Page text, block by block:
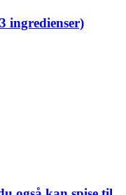
ingredienser)